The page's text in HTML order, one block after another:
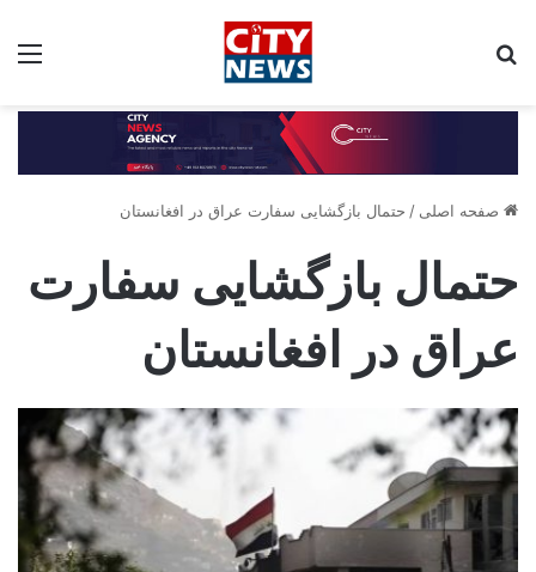
صفحه اصلی / حتمال بازگشایی سفارت عراق در افغانستان
حتمال بازگشایی سفارت
عراق در افغانستان